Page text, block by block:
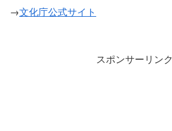
→文化庁公式サイト
スポンサーリンク